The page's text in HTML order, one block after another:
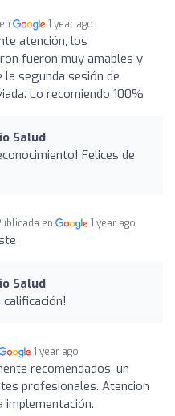
1 year ago
atención, los
fueron muy amables y
la segunda sesión de
Lo recomiendo 100%
Salud
Felices de
en 1 year ago
Salud
1 year ago
recomendados, un
profesionales. Atencion
implementación.